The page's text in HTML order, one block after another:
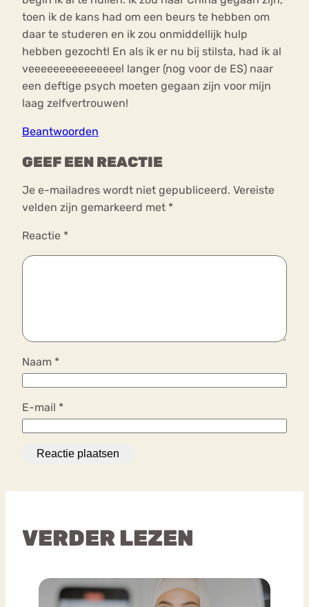
toen ik de kans had om een beurs te hebben om
daar te studeren en ik zou onmiddellijk hulp
hebben gezocht! En als ik er nu bij stilsta, had ik al
veeeeeeeeeeeeeeel langer (nog voor de ES) naar
een deftige psych moeten gegaan zijn voor mijn
laag zelfvertrouwen!
Beantwoorden
GEEF EEN REACTIE
Je e-mailadres wordt niet gepubliceerd. Vereiste
velden zijn gemarkeerd met *
Reactie *
Naam *
E-mail *
VERDER LEZEN